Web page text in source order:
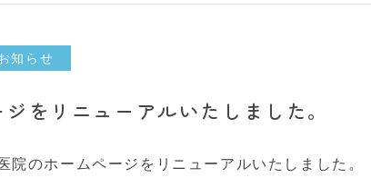
知らせ
をリニューアルいたしました。
院のホームページをリニューアルいたしました。